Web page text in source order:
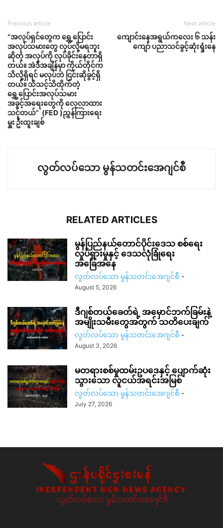
Previous article
“အလုပ်ရှင်တွေက ရွှေ့ပြောင်း
အလုပ်သမားတွေ လုပ်လို့မရဘူး
ဆိုတဲ့ အလုပ်ကို လုပ်ခိုင်းနေတာရှိ
တယ်။ အဲဒီအချိန်မှာ ကိုယ်တိုင်က
သိလို့ရှိရင် မလုပ်ဘဲ ငြင်းဆိုခွင့်ရှိ
တယ်။ သိသင့်သိထိုက်တဲ့
ရွှေ့ပြောင်းအလုပ်သမား
အခွင့်အရေးတွေကို လေ့လာထား
သင့်တယ်” (FED )ညွှန်ကြားရေး
မှူး ဦးထူးချစ်
Next article
ကျောင်းနေအရွယ်ကလေး ၆ သန်း
ကျော် ပညာသင်ခွင့်ဆုံးရှုံးနေ
လွတ်လပ်သော မွန်သတင်းအေဂျင်စီ
RELATED ARTICLES
မွန်ပြည်နယ်တောင်ပိုင်းဒေသ စစ်ရေး
လှုပ်ရှားမှုနှင့် ဒေသလုံခြုံရေး
အခြေအနေ
လွတ်လပ်သော မွန်သတင်းအေဂျင်စီ -
August 5, 2026
ဒီဂျစ်တယ်ခေတ်ရဲ့ အမှောင်ဘက်ခြမ်းနဲ့
အမျိုးသမီးတွေအတွက် သတိပေးချက်
လွတ်လပ်သော မွန်သတင်းအေဂျင်စီ -
August 3, 2026
မတရားစစ်မှုထမ်းဥပဒေနှင့် ပျောက်ဆုံး
သွားသော လူငယ်အရင်းအမြစ်
လွတ်လပ်သော မွန်သတင်းအေဂျင်စီ -
July 27, 2026